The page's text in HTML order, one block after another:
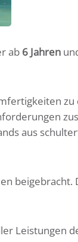
ab 6 Jahren
aus
beigebracht.
Leistungen